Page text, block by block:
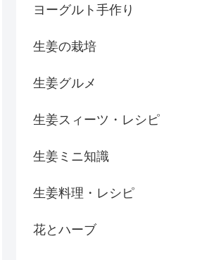
ヨーグルト手作り
生姜の栽培
生姜グルメ
生姜スィーツ・レシピ
生姜ミニ知識
生姜料理・レシピ
花とハーブ